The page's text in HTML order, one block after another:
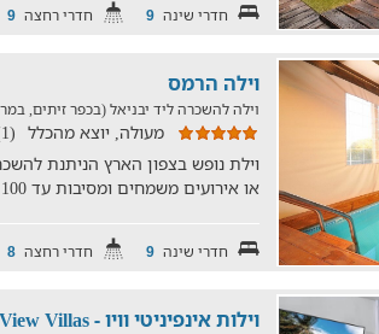
חדרי שינה 9 חדרי רחצה 9
וילה הרמס
וילה להשכרה ליד יבניאל (בכפר זיתים, במרחק
מעולה, יוצא מהכלל (1)
או אירועים משמחים ומסיבות עד 100 אורחים.
חדרי שינה 9 חדרי רחצה 8
וילות אינפיניטי וויו - Infinity View Villas